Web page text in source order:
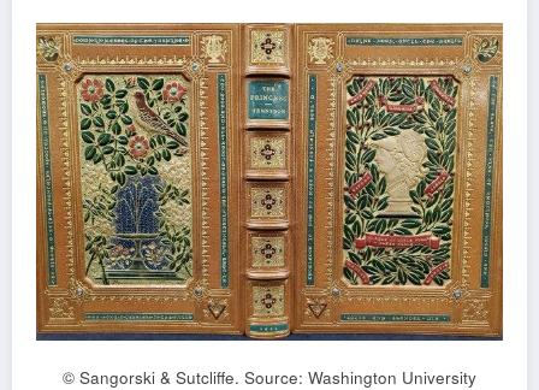
© Sangorski & Sutcliffe. Source: Washington University